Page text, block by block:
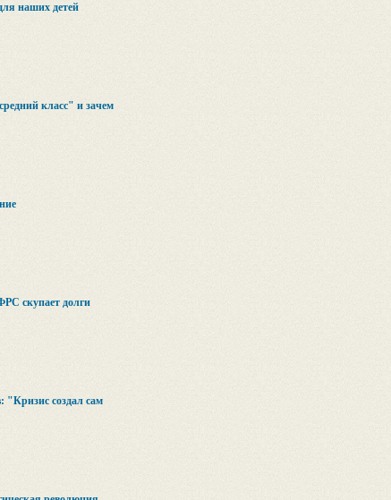
наших детей
класс" и зачем
скупает долги
"Кризис создал сам